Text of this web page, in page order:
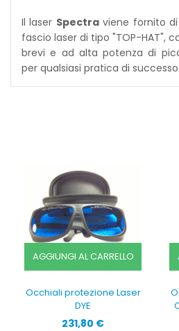
Il laser Spectraviene fornito di
fascio laser di tipo "TOP-HAT",
brevi e ad alta potenza di
per qualsiasi pratica di
AGGIUNGI AL CARRELLO
Occhiali protezione Laser
DYE
Prezzo
231,80 €